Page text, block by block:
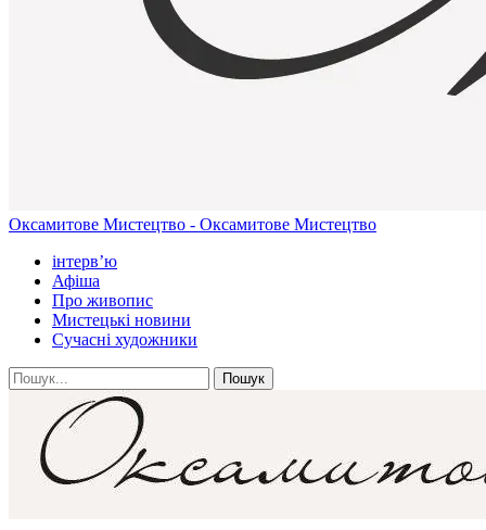
Оксамитове Мистецтво - Оксамитове Мистецтво
інтерв’ю
Афіша
Про живопис
Мистецькі новини
Сучасні художники